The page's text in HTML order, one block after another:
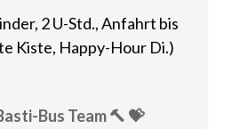
2 U-Std., Anfahrt bis
Kiste, Happy-Hour Di.)
Bus Team 🔨 💝